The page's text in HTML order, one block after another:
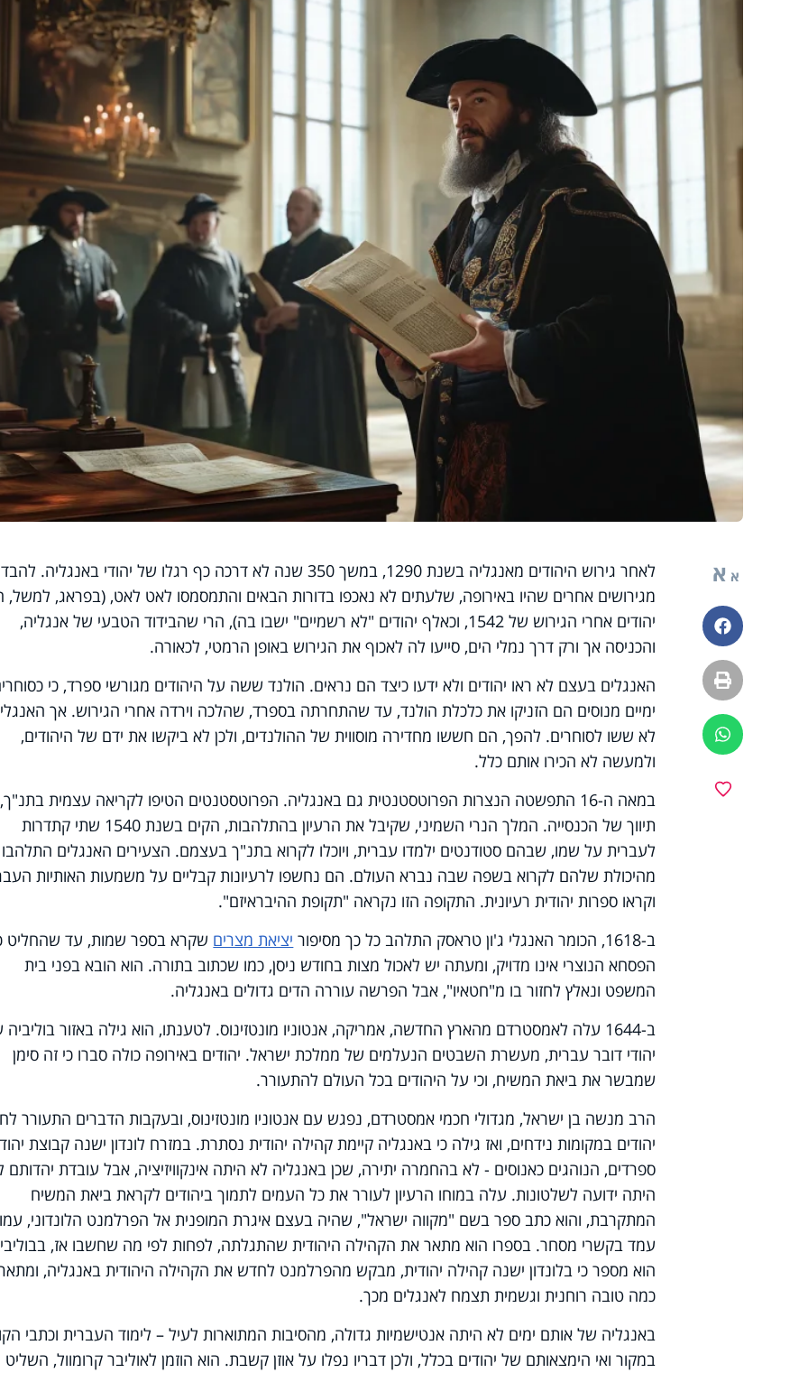
א א
פייסבוק
הדפסה
ווטסאפ
לאחר גירוש היהודים מאנגליה בשנת 1290, במשך 350 שנה לא דרכה כף רגלו של יהודי באנגליה.
מגירושים אחרים שהיו באירופה, שלעתים לא נאכפו בדורות הבאים והתמסמסו לאט לאט, (בפראג, למשל,
יהודים אחרי הגירוש של 1542, וכאלף יהודים "לא רשמיים" ישבו בה), הרי שהבידוד הטבעי של אנגליה,
והכניסה אך ורק דרך נמלי הים, סייעו לה לאכוף את הגירוש באופן הרמטי, לכאורה.
האנגלים בעצם לא ראו יהודים ולא ידעו כיצד הם נראים. הולנד ששה על היהודים מגורשי ספרד, כי
ימיים מנוסים הם הזניקו את כלכלת הולנד, עד שהתחרתה בספרד, שהלכה וירדה אחרי הגירוש. אך
לא ששו לסוחרים. להפך, הם חששו מחדירה מוסווית של ההולנדים, ולכן לא ביקשו את ידם של היהודים,
ולמעשה לא הכירו אותם כלל.
במאה ה-16 התפשטה הנצרות הפרוטסטנטית גם באנגליה. הפרוטסטנטים הטיפו לקריאה עצמית
תיווך של הכנסייה. המלך הנרי השמיני, שקיבל את הרעיון בהתלהבות, הקים בשנת 1540 שתי קתדרות
לעברית על שמו, שבהם סטודנטים ילמדו עברית, ויוכלו לקרוא בתנ"ך בעצמם. הצעירים האנגלים התלהבו
מהיכולת שלהם לקרוא בשפה שבה נברא העולם. הם נחשפו לרעיונות קבליים על משמעות האותיות
וקראו ספרות יהודית רעיונית. התקופה הזו נקראה "תקופת ההיבראיזם".
ב-1618, הכומר האנגלי ג'ון טראסק התלהב כל כך מסיפור
יציאת מצרים שקרא בספר שמות, עד שהחליט
הפסחא הנוצרי אינו מדויק, ומעתה יש לאכול מצות בחודש ניסן, כמו שכתוב בתורה. הוא הובא בפני בית
המשפט ונאלץ לחזור בו מ"חטאיו", אבל הפרשה עוררה הדים גדולים באנגליה.
ב-1644 עלה לאמסטרדם מהארץ החדשה, אמריקה, אנטוניו מונטזינוס. לטענתו, הוא גילה באזור
יהודי דובר עברית, מעשרת השבטים הנעלמים של ממלכת ישראל. יהודים באירופה כולה סברו כי זה סימן
שמבשר את ביאת המשיח, וכי על היהודים בכל העולם להתעורר.
הרב מנשה בן ישראל, מגדולי חכמי אמסטרדם, נפגש עם אנטוניו מונטזינוס, ובעקבות הדברים התעורר
יהודים במקומות נידחים, ואז גילה כי באנגליה קיימת קהילה יהודית נסתרת. במזרח לונדון ישנה קבוצת
ספרדים, הנוהגים כאנוסים - לא בהחמרה יתירה, שכן באנגליה לא היתה אינקוויזיציה, אבל עובדת יהדותם
היתה ידועה לשלטונות. עלה במוחו הרעיון לעורר את כל העמים לתמוך ביהודים לקראת ביאת המשיח
המתקרבת, והוא כתב ספר בשם "מקווה ישראל", שהיה בעצם איגרת המופנית אל הפרלמנט הלונדוני, עמו
עמד בקשרי מסחר. בספרו הוא מתאר את הקהילה היהודית שהתגלתה, לפחות לפי מה שחשבו אז,
הוא מספר כי בלונדון ישנה קהילה יהודית, מבקש מהפרלמנט לחדש את הקהילה היהודית באנגליה,
כמה טובה רוחנית וגשמית תצמח לאנגלים מכך.
באנגליה של אותם ימים לא היתה אנטישמיות גדולה, מהסיבות המתוארות לעיל – לימוד העברית וכתבי
במקור ואי הימצאותם של יהודים בכלל, ולכן דבריו נפלו על אוזן קשבת. הוא הוזמן לאוליבר קרומוול,